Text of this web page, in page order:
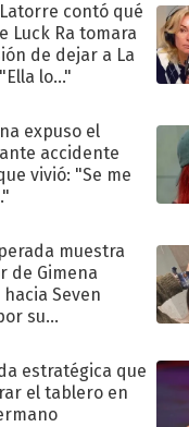
contó qué
Luck Ra tomara
de dejar a La
lo..."
expuso el
accidente
vivió: "Se me
muestra
de Gimena
Seven
su
estratégica que
el tablero en